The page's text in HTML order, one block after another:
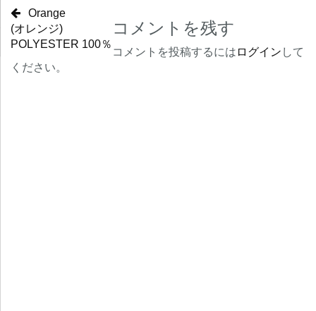
Orange
(オレンジ)
POLYESTER 100％
コメントを残す
コメントを投稿するには ログイン して
ください。